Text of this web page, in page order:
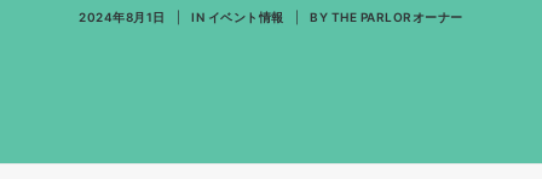
Search
2024年8月1日 IN イベント情報 BY THE PARLORオーナー